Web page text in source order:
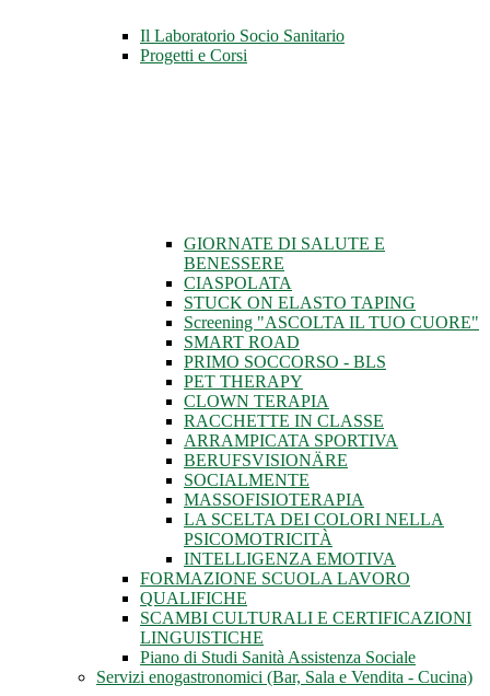
Il Laboratorio Socio Sanitario
Progetti e Corsi
GIORNATE DI SALUTE E
BENESSERE
CIASPOLATA
STUCK ON ELASTO TAPING
Screening "ASCOLTA IL TUO CUORE"
SMART ROAD
PRIMO SOCCORSO - BLS
PET THERAPY
CLOWN TERAPIA
RACCHETTE IN CLASSE
ARRAMPICATA SPORTIVA
BERUFSVISIONÄRE
SOCIALMENTE
MASSOFISIOTERAPIA
LA SCELTA DEI COLORI NELLA
PSICOMOTRICITÀ
INTELLIGENZA EMOTIVA
FORMAZIONE SCUOLA LAVORO
QUALIFICHE
SCAMBI CULTURALI E CERTIFICAZIONI
LINGUISTICHE
Piano di Studi Sanità Assistenza Sociale
Servizi enogastronomici (Bar, Sala e Vendita - Cucina)